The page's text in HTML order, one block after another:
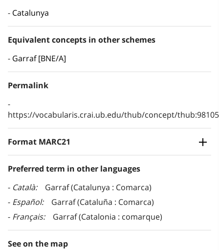
Catalunya
Equivalent concepts in other schemes
Garraf [BNE/A]
Permalink
https://vocabularis.crai.ub.edu/thub/concept/
Format MARC21
Preferred term in other languages
Català
Garraf (Catalunya : Comarca)
Español
Garraf (Cataluña : Comarca)
Français
Garraf (Catalonia : comarque)
See on the map